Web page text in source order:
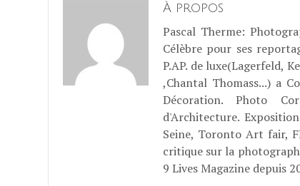
À propos
Pascal Therme:
Célèbre pour ses
P.AP. de luxe(Lagerfeld,
,Chantal Thomass...) a
Décoration. Photo
d'Architecture.
Seine, Toronto Art fair,
critique sur la
9 Lives Magazine depuis